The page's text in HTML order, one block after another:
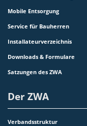
Mobile Entsorgung
Service für Bauherren
Installateurverzeichnis
Downloads & Formulare
Satzungen des ZWA
Der ZWA
Verbandsstruktur